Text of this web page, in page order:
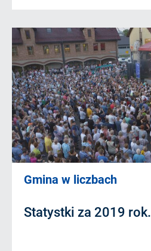
Gmina w liczbach
Statystki za 2019 rok.